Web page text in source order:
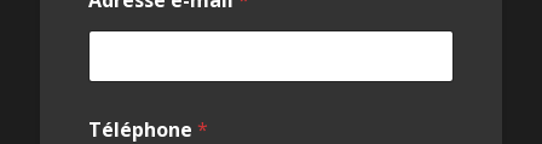
Téléphone*